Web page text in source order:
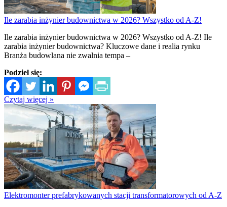
Ile zarabia inżynier budownictwa w 2026? Wszystko od A-Z!
Ile zarabia inżynier budownictwa w 2026? Wszystko od A-Z! Ile
zarabia inżynier budownictwa? Kluczowe dane i realia rynku
Branża budowlana nie zwalnia tempa –
Podziel się:
Czytaj więcej »
Elektromonter prefabrykowanych stacji transformatorowych od A-Z